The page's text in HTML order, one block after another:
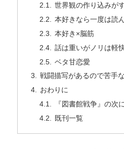
世界観の作り込みが
本好きなら一度は読
本好き×脳筋
話は重いがノリは軽
ベタ甘恋愛
戦闘描写があるので苦手
おわりに
『図書館戦争』の次
既刊一覧